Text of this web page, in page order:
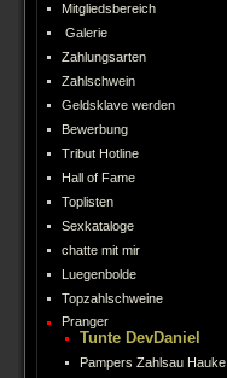
Mitgliedsbereich
Galerie
Zahlungsarten
Zahlschwein
Geldsklave werden
Bewerbung
Tribut Hotline
Hall of Fame
Toplisten
Sexkataloge
chatte mit mir
Luegenbolde
Topzahlschweine
Pranger
Tunte DevDaniel
Pampers Zahlsau Hauke